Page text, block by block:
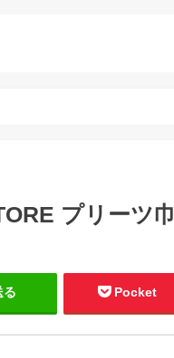
プリーツ巾
る Pocket